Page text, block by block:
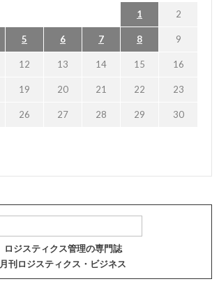
1 2
5 6 7 8 9
12 13 14 15 16
19 20 21 22 23
26 27 28 29 30
ロジスティクス管理の専門誌
月刊ロジスティクス・ビジネス